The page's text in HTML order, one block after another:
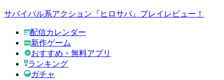
サバイバル系アクション『ヒロサバ』プレイレビュー！
配信カレンダー
新作ゲーム
おすすめ・無料アプリ
ランキング
ガチャ